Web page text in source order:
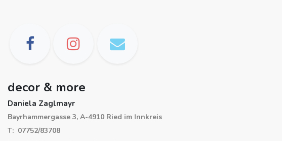
decor & more
Daniela Zaglmayr
Bayrhammergasse 3, A-4910 Ried im Innkreis
T: 07752/83708